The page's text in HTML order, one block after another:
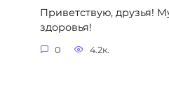
Приветствую, друзья!
здоровья!
0 4.2к.